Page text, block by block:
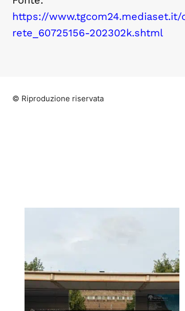
https://
rete_60725156-202302k.shtml
© Riproduzione riservata